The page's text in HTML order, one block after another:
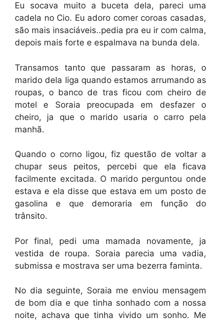
Eu socava muito a buceta dela, pareci uma
cadela no Cio. Eu adoro comer coroas casadas,
são mais insaciáveis..pedia pra eu ir com calma,
depois mais forte e espalmava na bunda dela.
Transamos tanto que passaram as horas, o
marido dela liga quando estamos arrumando as
roupas, o banco de tras ficou com cheiro de
motel e Soraia preocupada em desfazer o
cheiro, ja que o marido usaria o carro pela
manhã.
Quando o corno ligou, fiz questão de voltar a
chupar seus peitos, percebi que ela ficava
facilmente excitada. O marido perguntou onde
estava e ela disse que estava em um posto de
gasolina e que demoraria em função do
trânsito.
Por final, pedi uma mamada novamente, ja
vestida de roupa. Soraia parecia uma vadia,
submissa e mostrava ser uma bezerra faminta.
No dia seguinte, Soraia me enviou mensagem
de bom dia e que tinha sonhado com a nossa
noite, achava que tinha vivido um sonho. Me